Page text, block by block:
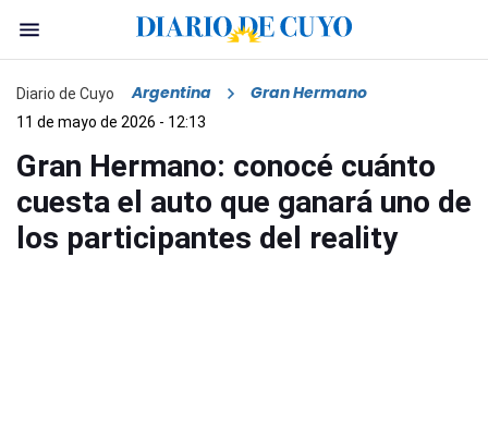
Diario de Cuyo Argentina Gran Hermano
11 de mayo de 2026 - 12:13
Gran Hermano: conocé cuánto
cuesta el auto que ganará uno de
los participantes del reality